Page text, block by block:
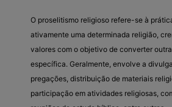
O proselitismo religioso refere-se à
ativamente uma determinada religião,
valores com o objetivo de converter
específica. Geralmente, envolve a
pregações, distribuição de materiais
participação em atividades religiosas,